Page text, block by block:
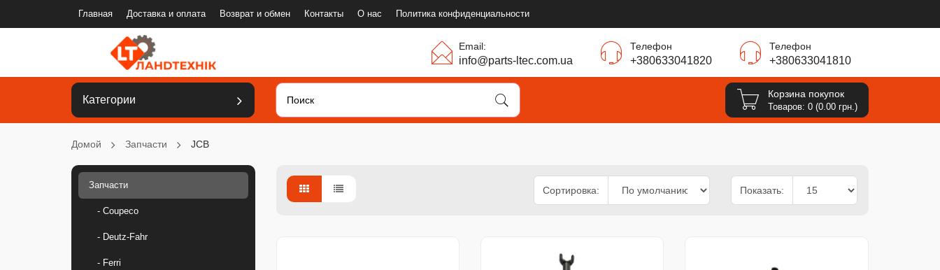
Главная Доставка и оплата Возврат и обмен Контакты О нас Политика конфиденциальности
Телефон
+380633041810
Телефон
+380633041820
Email:
info@parts-ltec.com.ua
Категории
Корзина покупок
Товаров: 0 (0.00 грн.)
Домой Запчасти JCB
Запчасти
- Coupeco
- Deutz-Fahr
- Ferri
Сортировка: Показать: